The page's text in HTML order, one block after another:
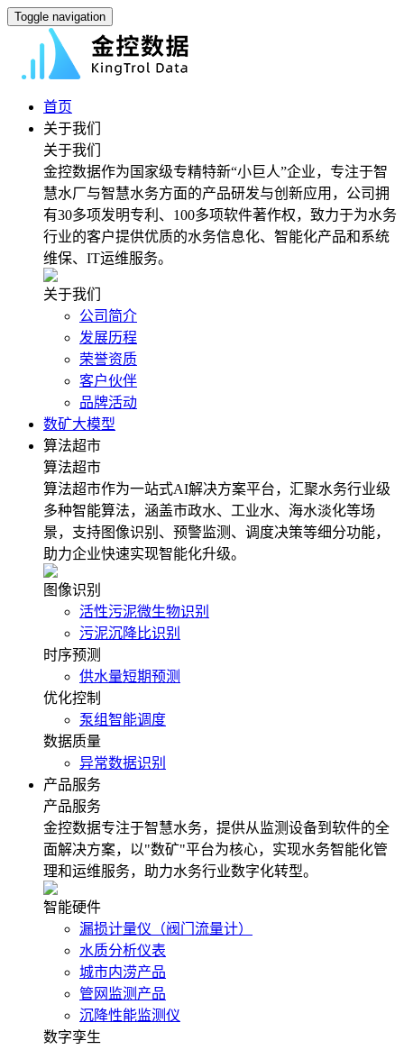
Toggle navigation
首页
关于我们
关于我们
金控数据作为国家级专精特新“小巨人”企业，专注于智
慧水厂与智慧水务方面的产品研发与创新应用，公司拥
有30多项发明专利、100多项软件著作权，致力于为水务
行业的客户提供优质的水务信息化、智能化产品和系统
维保、IT运维服务。
关于我们
公司简介
发展历程
荣誉资质
客户伙伴
品牌活动
数矿大模型
算法超市
算法超市
算法超市作为一站式AI解决方案平台，汇聚水务行业级
多种智能算法，涵盖市政水、工业水、海水淡化等场
景，支持图像识别、预警监测、调度决策等细分功能，
助力企业快速实现智能化升级。
图像识别
活性污泥微生物识别
污泥沉降比识别
时序预测
供水量短期预测
优化控制
泵组智能调度
数据质量
异常数据识别
产品服务
产品服务
金控数据专注于智慧水务，提供从监测设备到软件的全
面解决方案，以"数矿"平台为核心，实现水务智能化管
理和运维服务，助力水务行业数字化转型。
智能硬件
漏损计量仪（阀门流量计）
水质分析仪表
城市内涝产品
管网监测产品
沉降性能监测仪
数字孪生